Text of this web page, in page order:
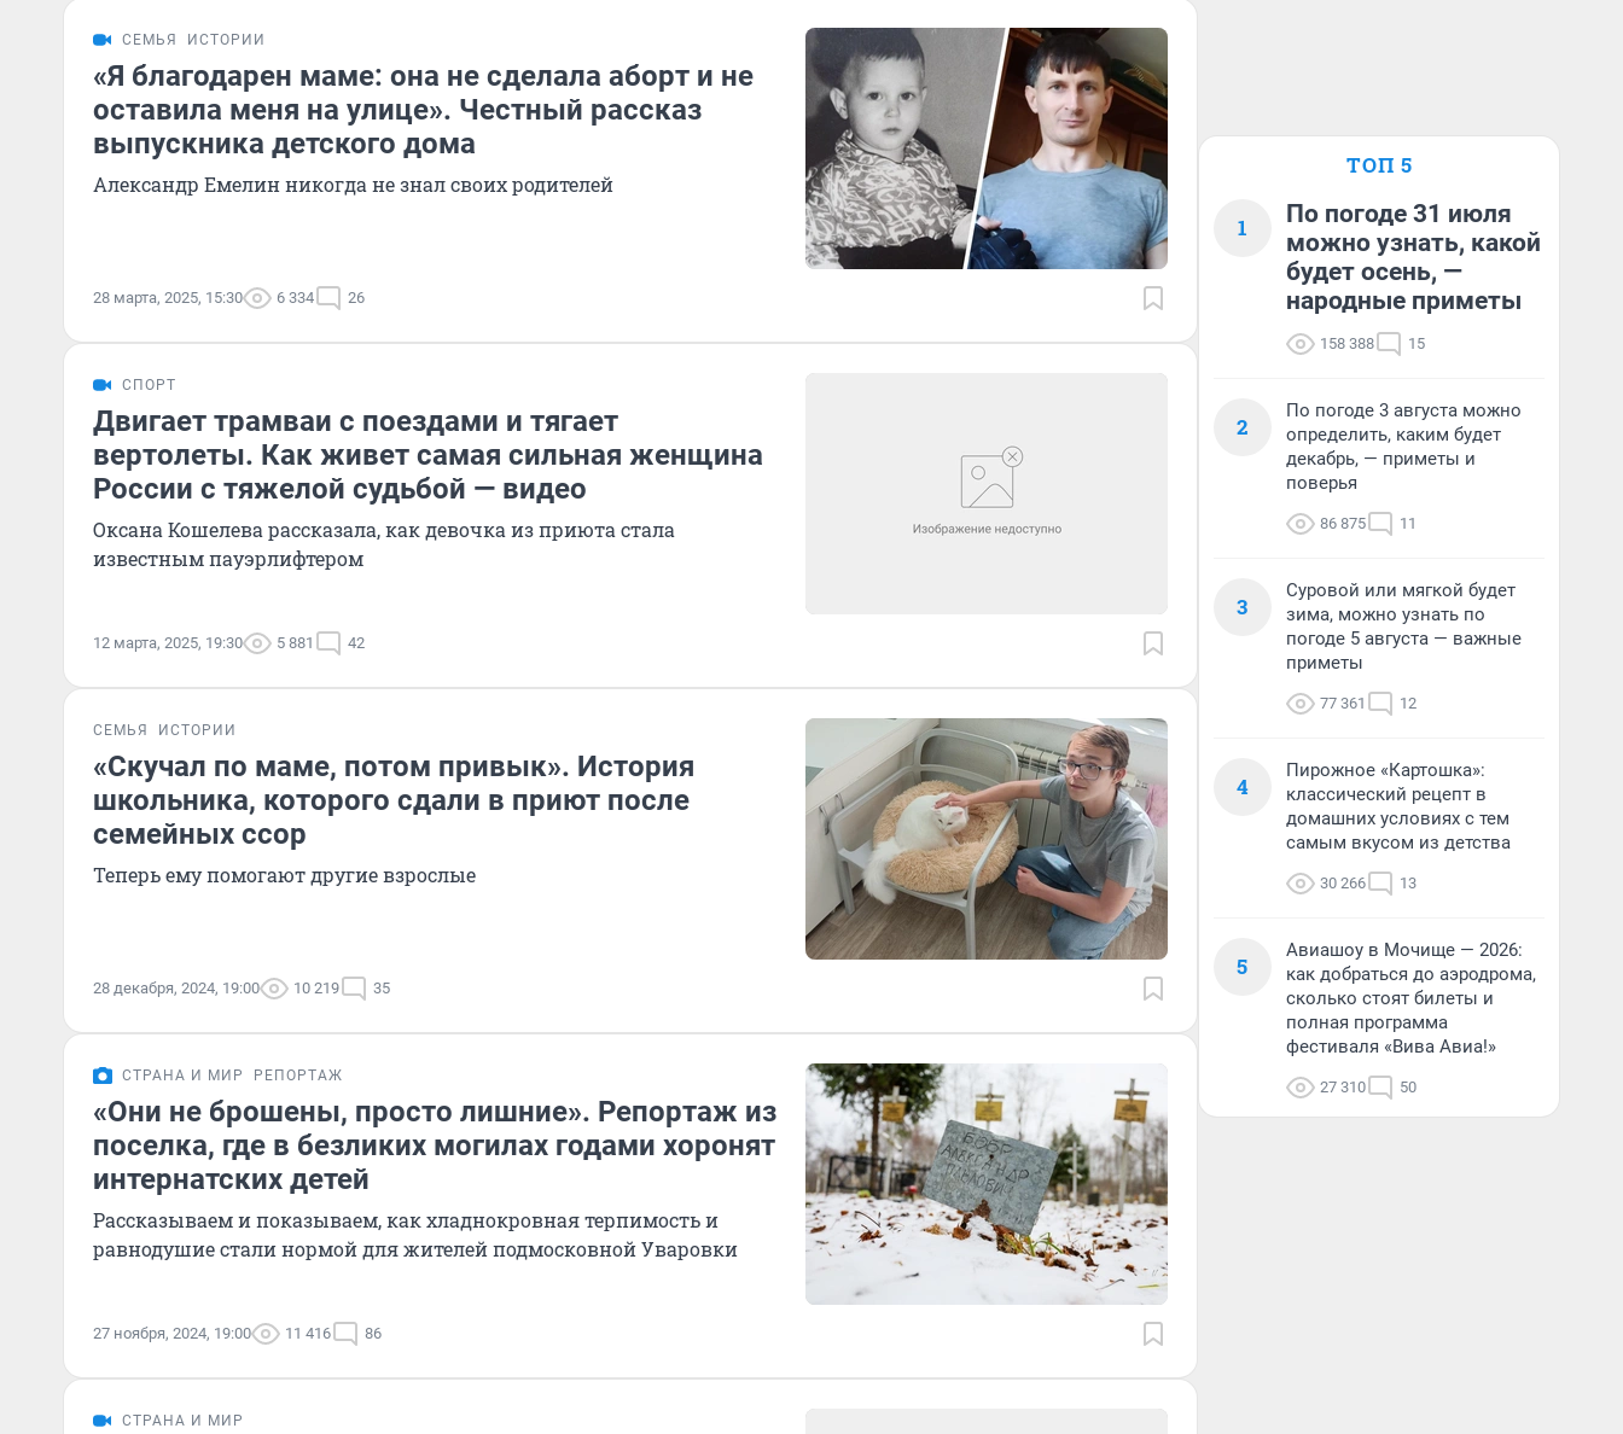
СЕМЬЯ ИСТОРИИ
«Я благодарен маме: она не сделала аборт и не
оставила меня на улице». Честный рассказ
выпускника детского дома
Александр Емелин никогда не знал своих родителей
28 марта, 2025, 15:30 6 334 26
СПОРТ
Двигает трамваи с поездами и тягает
вертолеты. Как живет самая сильная женщина
России с тяжелой судьбой — видео
Оксана Кошелева рассказала, как девочка из приюта стала
известным пауэрлифтером
12 марта, 2025, 19:30 5 881 42
СЕМЬЯ ИСТОРИИ
«Скучал по маме, потом привык». История
школьника, которого сдали в приют после
семейных ссор
Теперь ему помогают другие взрослые
28 декабря, 2024, 19:00 10 219 35
СТРАНА И МИР РЕПОРТАЖ
«Они не брошены, просто лишние». Репортаж из
поселка, где в безликих могилах годами хоронят
интернатских детей
Рассказываем и показываем, как хладнокровная терпимость и
равнодушие стали нормой для жителей подмосковной Уваровки
27 ноября, 2024, 19:00 11 416 86
СТРАНА И МИР
ТОП 5
1
По погоде 31 июля
можно узнать, какой
будет осень, —
народные приметы
158 388 15
2
По погоде 3 августа можно
определить, каким будет
декабрь, — приметы и
поверья
86 875 11
3
Суровой или мягкой будет
зима, можно узнать по
погоде 5 августа — важные
приметы
77 361 12
4
Пирожное «Картошка»:
классический рецепт в
домашних условиях с тем
самым вкусом из детства
30 266 13
5
Авиашоу в Мочище — 2026:
как добраться до аэродрома,
сколько стоят билеты и
полная программа
фестиваля «Вива Авиа!»
27 310 50